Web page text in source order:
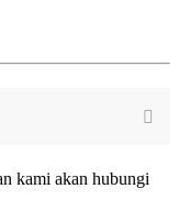
kami akan hubungi